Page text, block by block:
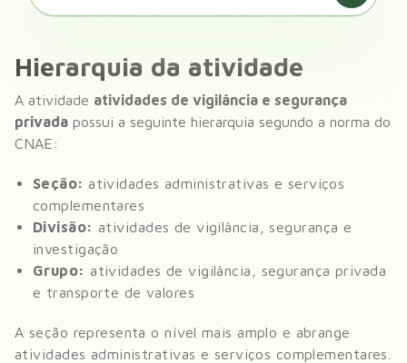
Hierarquia da atividade
A atividade atividades de vigilância e segurança
privada possui a seguinte hierarquia segundo a norma do
CNAE:
Seção: atividades administrativas e serviços
complementares
Divisão: atividades de vigilância, segurança e
investigação
Grupo: atividades de vigilância, segurança privada
e transporte de valores
A seção representa o nível mais amplo e abrange
atividades administrativas e serviços complementares